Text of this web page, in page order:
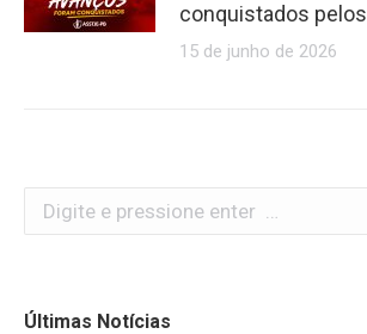
conquistados
15 de junho de 2026
Search:
Últimas Notícias